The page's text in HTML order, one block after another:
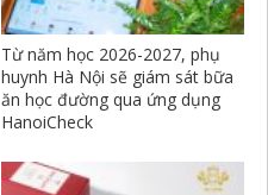
Từ năm học 2026-2027, phụ
huynh Hà Nội sẽ giám sát bữa
ăn học đường qua ứng dụng
HanoiCheck